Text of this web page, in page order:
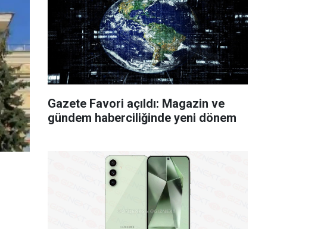
Gazete Favori açıldı: Magazin ve
gündem haberciliğinde yeni dönem